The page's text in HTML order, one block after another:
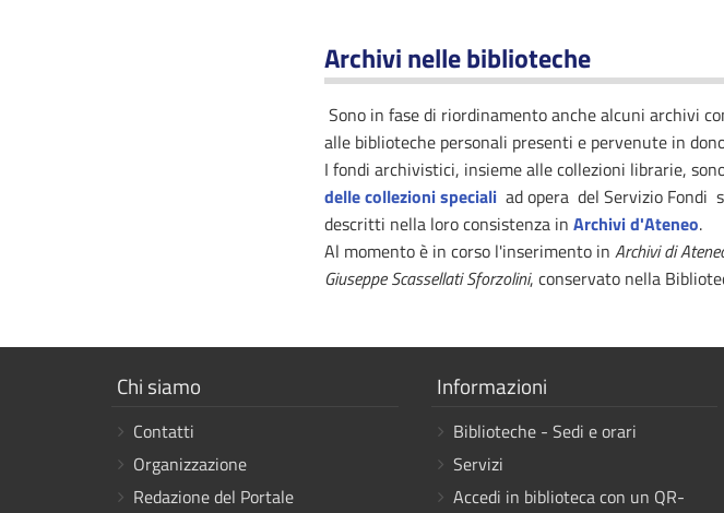
Archivi nelle biblioteche
Sono in fase di riordinamento anche alcuni archivi
alle biblioteche personali presenti e pervenute in
I fondi archivistici, insieme alle collezioni librarie,
delle collezioni speciali ad opera del Servizio Fondi
descritti nella loro consistenza in Archivi d'Ateneo.
Al momento è in corso l'inserimento in Archivi di
Giuseppe Scassellati Sforzolini, conservato nella
Mostra
link
Chi siamo
Contatti
Organizzazione
Redazione del Portale
Mostra
link
Informazioni
Biblioteche - Sedi e orari
Servizi
Accedi in biblioteca con un QR-